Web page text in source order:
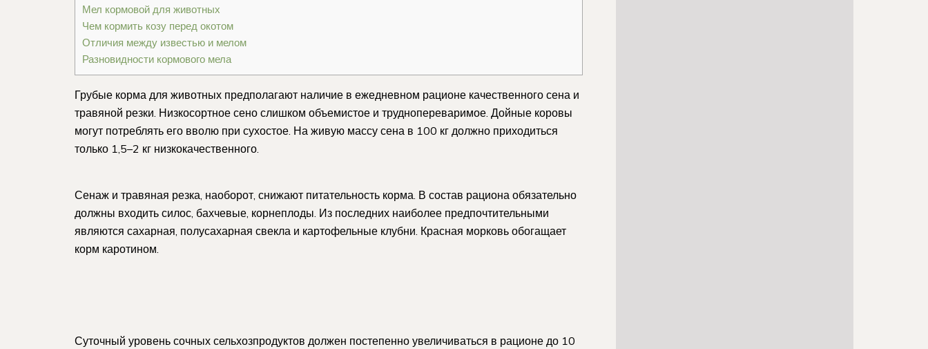
Мел кормовой для животных
Чем кормить козу перед окотом
Отличия между известью и мелом
Разновидности кормового мела
Грубые корма для животных предполагают наличие в ежедневном рационе качественного сена и
травяной резки. Низкосортное сено слишком объемистое и труднопереваримое. Дойные коровы
могут потреблять его вволю при сухостое. На живую массу сена в 100 кг должно приходиться
только 1,5–2 кг низкокачественного.
Сенаж и травяная резка, наоборот, снижают питательность корма. В состав рациона обязательно
должны входить силос, бахчевые, корнеплоды. Из последних наиболее предпочтительными
являются сахарная, полусахарная свекла и картофельные клубни. Красная морковь обогащает
корм каротином.
Суточный уровень сочных сельхозпродуктов должен постепенно увеличиваться в рационе до 10